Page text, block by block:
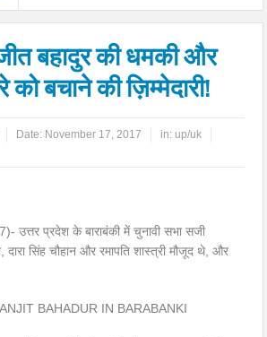
बहादुर की धमकी और
बचाने की ज़िम्मेदारी!
Date: November 17, 2017 in: up/uk
उत्तर प्रदेश के बाराबंकी में चुनावी सभा सजी
सिंह चौहान और रमापति शास्त्री मौजूद थे, और